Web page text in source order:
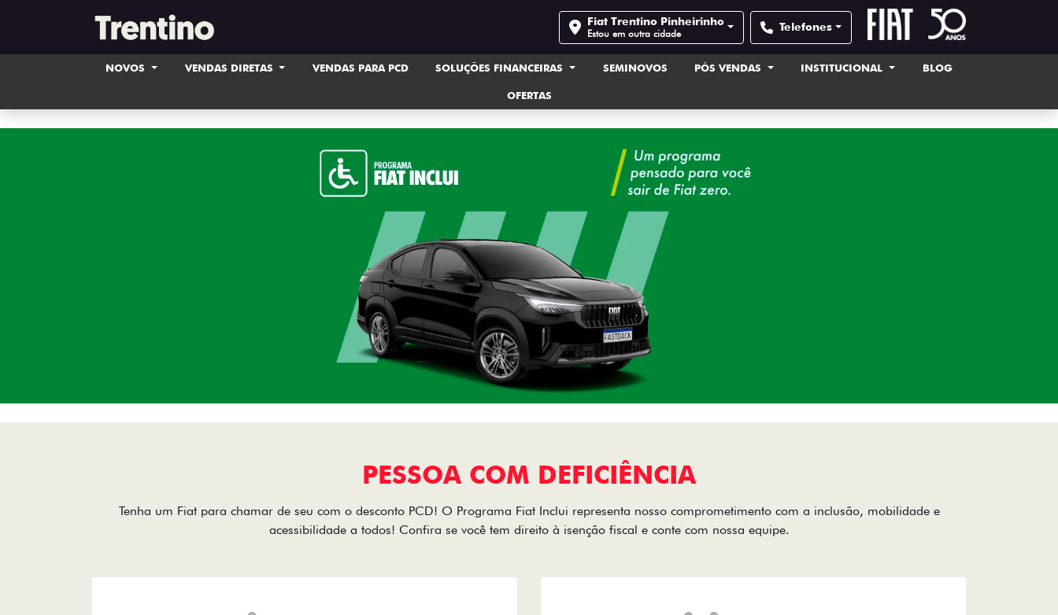
Fiat Trentino Pinheirinho
Estou em outra cidade Telefones
NOVOS VENDAS DIRETAS VENDAS PARA PCD SOLUÇÕES FINANCEIRAS SEMINOVOS PÓS VENDAS INSTITUCIONAL BLOG
OFERTAS
PESSOA COM DEFICIÊNCIA
Tenha um Fiat para chamar de seu com o desconto PCD! O Programa Fiat Inclui representa nosso comprometimento com a inclusão, mobilidade e
acessibilidade a todos! Confira se você tem direito à isenção fiscal e conte com nossa equipe.